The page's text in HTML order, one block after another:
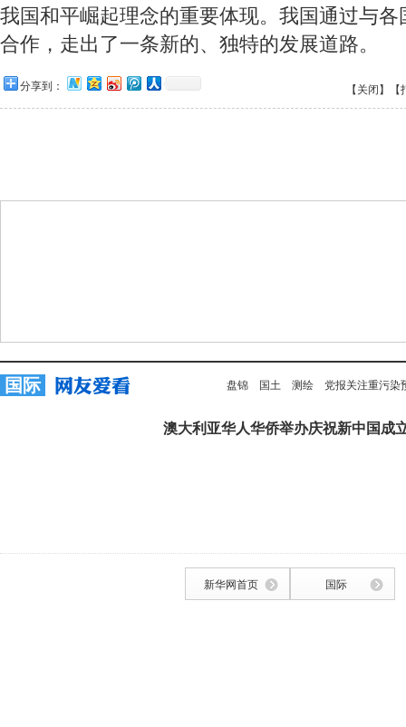
我国和平崛起理念的重要体现。我国通过与
合作，走出了一条新的、独特的发展道路。
分享到： 【关闭】
国际 盘锦 国土 测绘 党报关注重污染
澳大利亚华人华侨举办庆祝新中国成
新华网首页 国际